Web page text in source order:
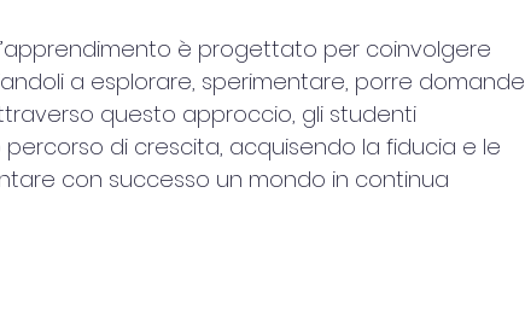
è progettato per coinvolgere
a esplorare, sperimentare, porre domande
questo approccio, gli studenti
di crescita, acquisendo la fiducia e le
con successo un mondo in continua